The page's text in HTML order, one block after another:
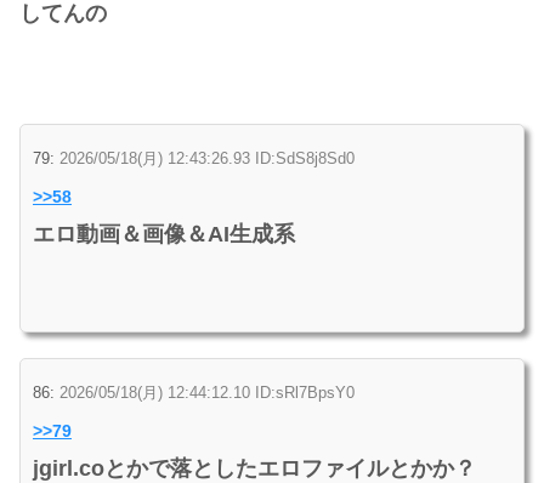
してんの
79: 2026/05/18(月) 12:43:26.93 ID:SdS8j8Sd0
>>58
エロ動画＆画像＆AI生成系
86: 2026/05/18(月) 12:44:12.10 ID:sRl7BpsY0
>>79
jgirl.coとかで落としたエロファイルとかか？